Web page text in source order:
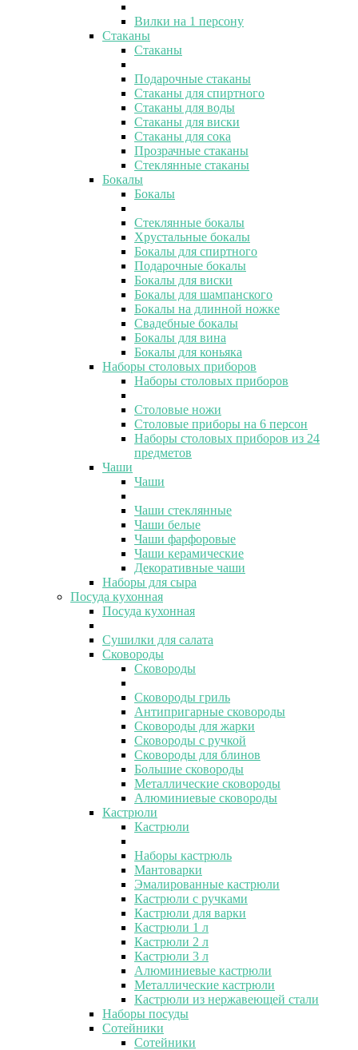
Вилки на 1 персону
Стаканы
Стаканы
Подарочные стаканы
Стаканы для спиртного
Стаканы для воды
Стаканы для виски
Стаканы для сока
Прозрачные стаканы
Стеклянные стаканы
Бокалы
Бокалы
Стеклянные бокалы
Хрустальные бокалы
Бокалы для спиртного
Подарочные бокалы
Бокалы для виски
Бокалы для шампанского
Бокалы на длинной ножке
Свадебные бокалы
Бокалы для вина
Бокалы для коньяка
Наборы столовых приборов
Наборы столовых приборов
Столовые ножи
Столовые приборы на 6 персон
Наборы столовых приборов из 24
предметов
Чаши
Чаши
Чаши стеклянные
Чаши белые
Чаши фарфоровые
Чаши керамические
Декоративные чаши
Наборы для сыра
Посуда кухонная
Посуда кухонная
Сушилки для салата
Сковороды
Сковороды
Сковороды гриль
Антипригарные сковороды
Сковороды для жарки
Сковороды с ручкой
Сковороды для блинов
Большие сковороды
Металлические сковороды
Алюминиевые сковороды
Кастрюли
Кастрюли
Наборы кастрюль
Мантоварки
Эмалированные кастрюли
Кастрюли с ручками
Кастрюли для варки
Кастрюли 1 л
Кастрюли 2 л
Кастрюли 3 л
Алюминиевые кастрюли
Металлические кастрюли
Кастрюли из нержавеющей стали
Наборы посуды
Сотейники
Сотейники